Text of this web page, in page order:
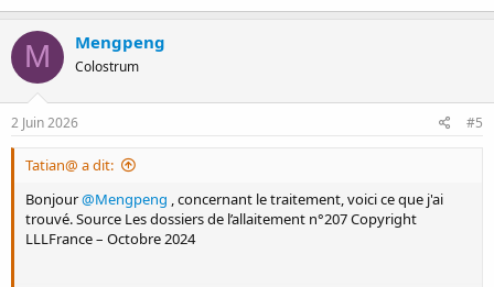
faisais pas déjà !
M Mengpeng
Colostrum
2 Juin 2026 #5
Tatian@ a dit:
Bonjour@Mengpeng , concernant le traitement, voici ce que j'ai
trouvé. Source Les dossiers de l’allaitement n°207 Copyright
LLLFrance – Octobre 2024